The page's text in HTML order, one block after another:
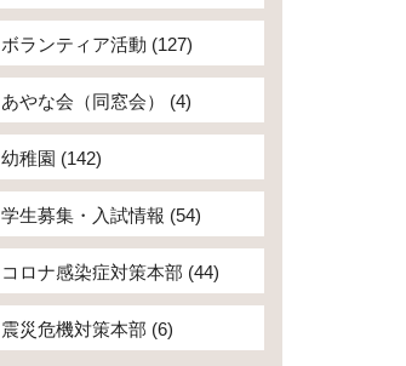
ボランティア活動 (127)
あやな会（同窓会） (4)
幼稚園 (142)
学生募集・入試情報 (54)
コロナ感染症対策本部 (44)
震災危機対策本部 (6)